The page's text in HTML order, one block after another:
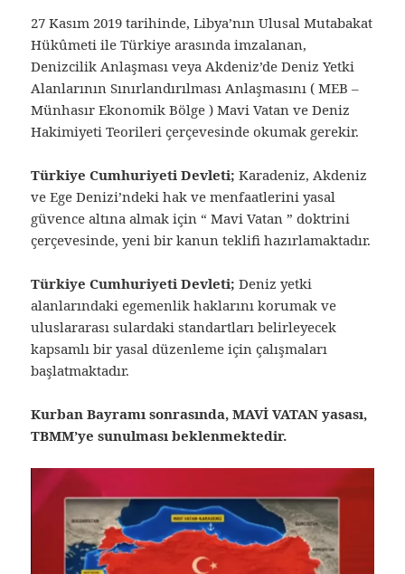
27 Kasım 2019 tarihinde, Libya’nın Ulusal Mutabakat
Hükûmeti ile Türkiye arasında imzalanan,
Denizcilik Anlaşması veya Akdeniz’de Deniz Yetki
Alanlarının Sınırlandırılması Anlaşmasını ( MEB –
Münhasır Ekonomik Bölge ) Mavi Vatan ve Deniz
Hakimiyeti Teorileri çerçevesinde okumak gerekir.
Türkiye Cumhuriyeti Devleti; Karadeniz, Akdeniz
ve Ege Denizi’ndeki hak ve menfaatlerini yasal
güvence altına almak için “ Mavi Vatan ” doktrini
çerçevesinde, yeni bir kanun teklifi hazırlamaktadır.
Türkiye Cumhuriyeti Devleti; Deniz yetki
alanlarındaki egemenlik haklarını korumak ve
uluslararası sulardaki standartları belirleyecek
kapsamlı bir yasal düzenleme için çalışmaları
başlatmaktadır.
Kurban Bayramı sonrasında, MAVİ VATAN yasası,
TBMM’ye sunulması beklenmektedir.